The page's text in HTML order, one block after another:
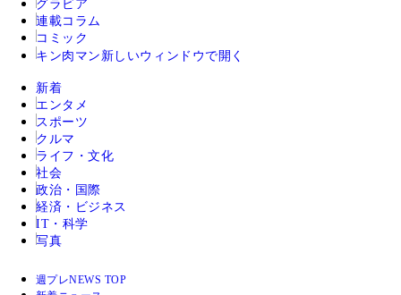
グラビア
連載コラム
コミック
キン肉マン 新しいウィンドウで開く
新着
エンタメ
スポーツ
クルマ
ライフ・文化
社会
政治・国際
経済・ビジネス
IT・科学
写真
週プレNEWS TOP